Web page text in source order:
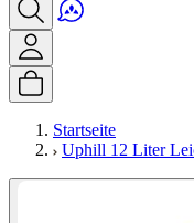
Startseite
Uphill 12 Liter